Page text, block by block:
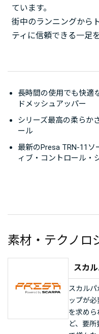
ています。
街中のランニングから
ティに信頼できる一足
長時間の使用でも快適
ドメッシュアッパー
シリーズ最高の柔らか
ール
最新のPresa TRN-11ソ
ィブ・コントロール・
素材・テクノロ
スカ
スカル
ップが
を求め
ど、要